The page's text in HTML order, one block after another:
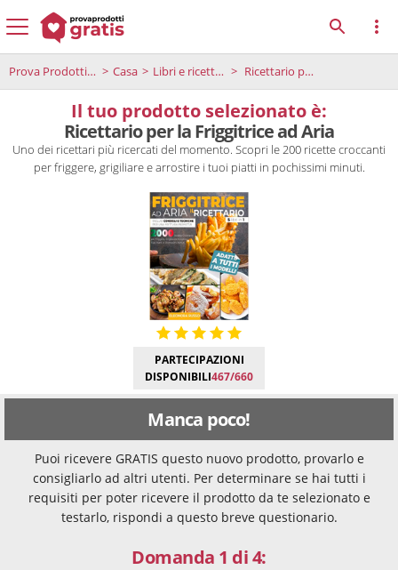
Prova Prodotti Gratis Casa Libri e ricettari Ricettario per la Friggitrice ad Aria
Il tuo prodotto selezionato è:
Ricettario per la Friggitrice ad Aria
Uno dei ricettari più ricercati del momento. Scopri le 200 ricette croccanti
per friggere, grigiliare e arrostire i tuoi piatti in pochissimi minuti.
PARTECIPAZIONI
DISPONIBILI467/660
Manca poco!
Puoi ricevere GRATIS questo nuovo prodotto, provarlo e
consigliarlo ad altri utenti. Per determinare se hai tutti i
requisiti per poter ricevere il prodotto da te selezionato e
testarlo, rispondi a questo breve questionario.
Domanda 1 di 4: